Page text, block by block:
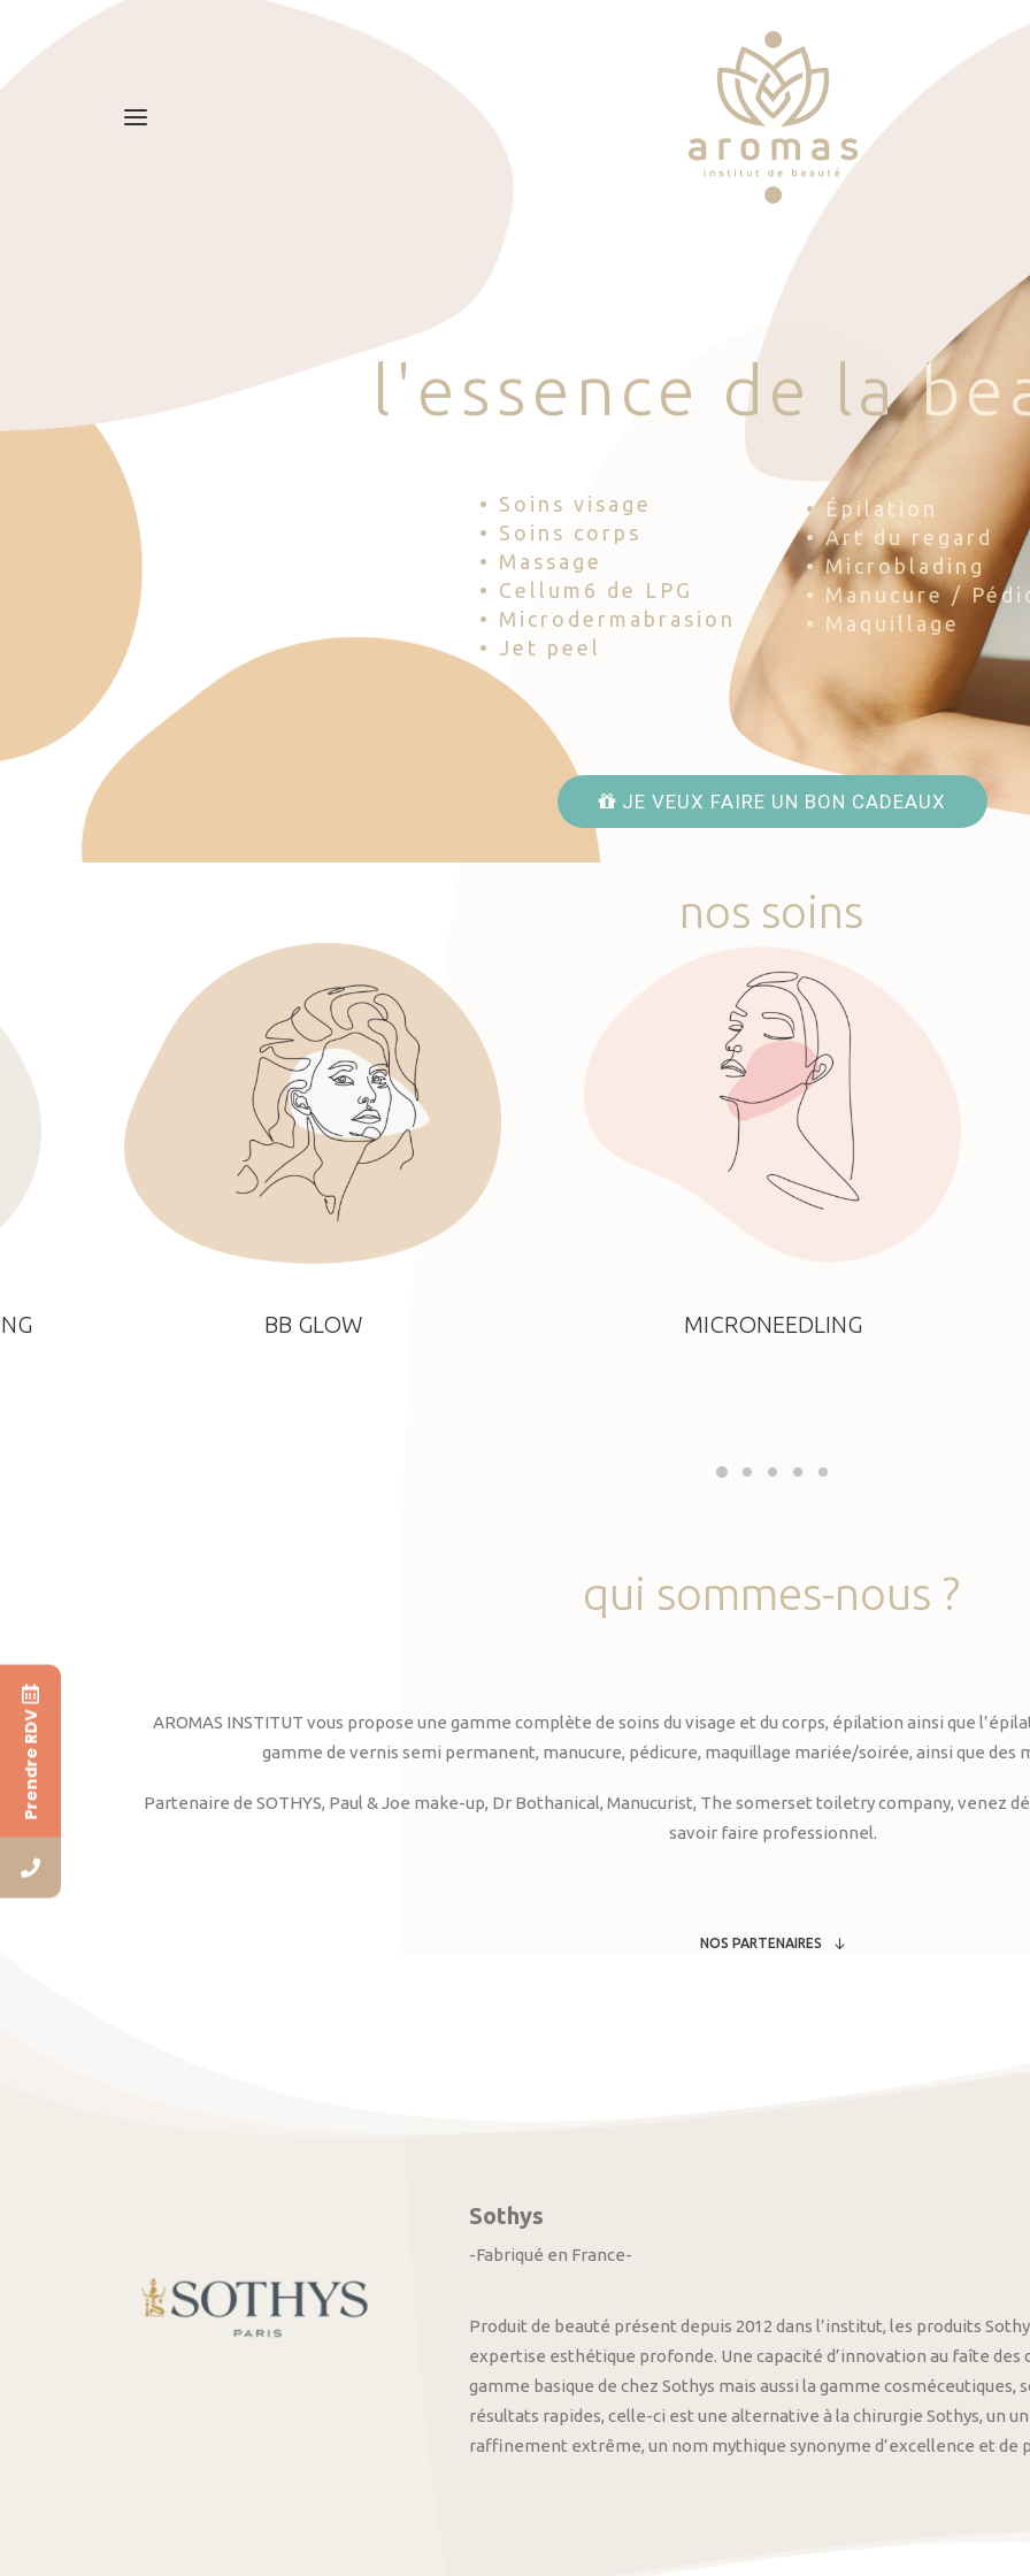
l 'esse nce d e la be
• Soins visage
• Soins corps
• Massage
• Cellum6 de LPG
• Microdermabrasion
• Jet peel
• Épilation
• Art du regard
• Microblading
• Manucure /
• Maquillage
JE VEUX FAIRE UN BON CADEAUX
nos soins
BB GLOW MICRONEEDLING
qui sommes-nous ?
AROMAS INSTITUT vous propose une gamme complète de soins du visage et du corps, épilation ainsi que
gamme de vernis semi permanent, manucure, pédicure, maquillage mariée/soirée, ainsi que des
Partenaire de SOTHYS, Paul & Joe make-up, Dr Bothanical, Manucurist, The somerset toiletry company, venez
savoir faire professionnel.
NOS PARTENAIRES
Sothys
-Fabriqué en France-
Produit de beauté présent depuis 2012 dans l’institut, les produits
expertise esthétique profonde. Une capacité d’innovation au faîte
gamme basique de chez Sothys mais aussi la gamme
résultats rapides, celle-ci est une alternative à la chirurgie Sothys, un
raffinement extrême, un nom mythique synonyme d’excellence et de
Prendre RDV